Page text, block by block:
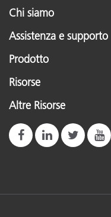
Chi siamo
Assistenza e supporto
Prodotto
Risorse
Altre Risorse